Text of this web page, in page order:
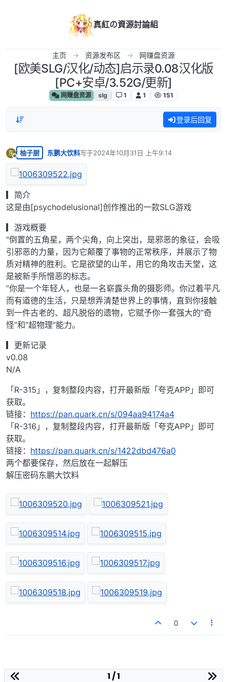
真紅の資源討論組
主页 资源发布区 网赚盘资源
[欧美SLG/汉化/动态]启示录0.08汉化版
[PC+安卓/3.52G/更新]
网赚盘资源 slg 1 1 151
登录后回复
东
离线
柚子厨 东鹏大饮料写于2024年10月31日 上午9:14
最后由 编辑
▎简介
这是由[psychodelusional]创作推出的一款SLG游戏
▎游戏概要
“倒置的五角星，两个尖角，向上突出，是邪恶的象征，会吸
引邪恶的力量，因为它颠覆了事物的正常秩序，并展示了物
质对精神的胜利。它是欲望的山羊，用它的角攻击天堂，这
是被新手所憎恶的标志。
”你是一个年轻人，也是一名崭露头角的摄影师。你过着平凡
而有道德的生活，只是想弄清楚世界上的事情，直到你接触
到一件古老的、超凡脱俗的遗物，它赋予你一套强大的“奇
怪”和“超物理”能力。
▎更新记录
v0.08
N/A
「R-315」，复制整段内容，打开最新版「夸克APP」即可
获取。
链接： https://pan.quark.cn/s/094aa94174a4
「R-316」，复制整段内容，打开最新版「夸克APP」即可
获取。
链接： https://pan.quark.cn/s/1422dbd476a0
两个都要保存，然后放在一起解压
解压密码东鹏大饮料
0
1 / 1